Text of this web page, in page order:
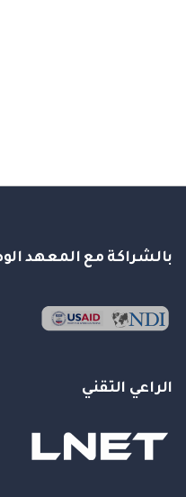
بالشراكة مع المعهد
الراعي التقني